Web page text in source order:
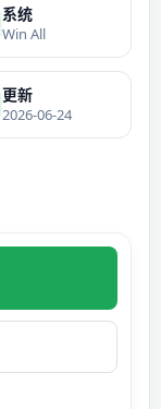
系统
Win All
更新
2026-06-24